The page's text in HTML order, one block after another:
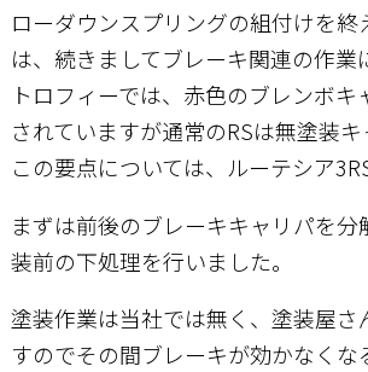
ローダウンスプリングの組付けを終
は、続きましてブレーキ関連の作業
トロフィーでは、赤色のブレンボキ
されていますが通常のRSは無塗装キ
この要点については、ルーテシア
まずは前後のブレーキキャリパを分
装前の下処理を行いました。
塗装作業は当社では無く、塗装屋さ
すのでその間ブレーキが効かなくな